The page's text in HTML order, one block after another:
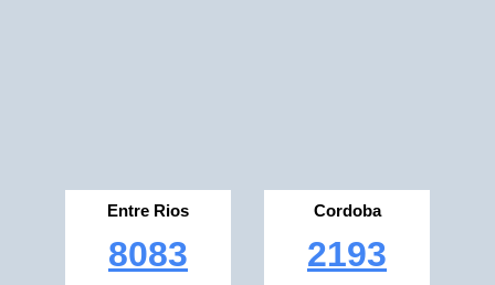
Entre Rios
8083
Cordoba
2193